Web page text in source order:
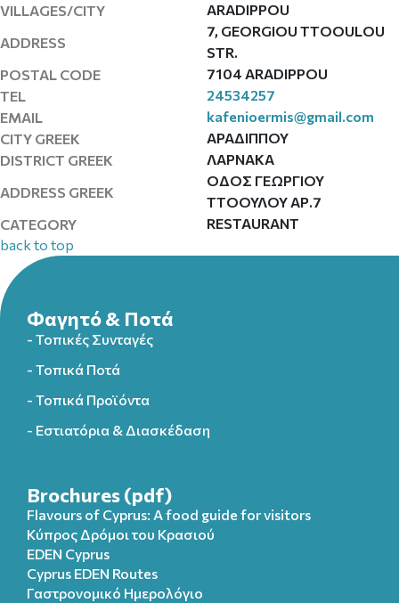
VILLAGES/CITY
ARADIPPOU
ADDRESS
7, GEORGIOU TTOOULOU
STR.
POSTAL CODE
7104 ARADIPPOU
TEL
24534257
EMAIL
kafenioermis@gmail.com
CITY GREEK
ΑΡΑΔΙΠΠΟΥ
DISTRICT GREEK
ΛΑΡΝΑΚΑ
ADDRESS GREEK
ΟΔΟΣ ΓΕΩΡΓΙΟΥ
ΤΤΟΟΥΛΟΥ ΑΡ.7
CATEGORY
RESTAURANT
back to top
Φαγητό & Ποτά
- Τοπικές Συνταγές
- Τοπικά Ποτά
- Τοπικά Προϊόντα
- Εστιατόρια & Διασκέδαση
Brochures (pdf)
Flavours of Cyprus: A food guide for visitors
Κύπρος Δρόμοι του Κρασιού
EDEN Cyprus
Cyprus EDEN Routes
Γαστρονομικό Ημερολόγιο